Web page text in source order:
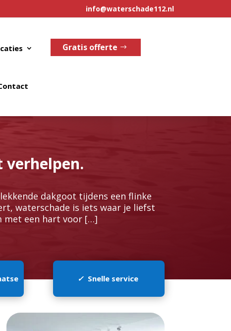
info@waterschade112.nl
Gratis offerte
verhelpen.
dakgoot tijdens een flinke
waterschade is iets waar je liefst
met een hart voor […]
✓Snelle service